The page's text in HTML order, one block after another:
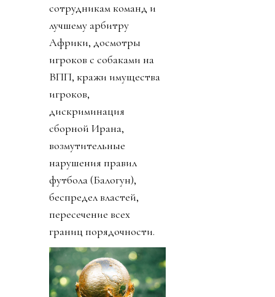
сотрудникам команд и
лучшему арбитру
Африки, досмотры
игроков с собаками на
ВПП, кражи имущества
игроков,
дискриминация
сборной Ирана,
возмутительные
нарушения правил
футбола (Балогун),
беспредел властей,
пересечение всех
границ порядочности.